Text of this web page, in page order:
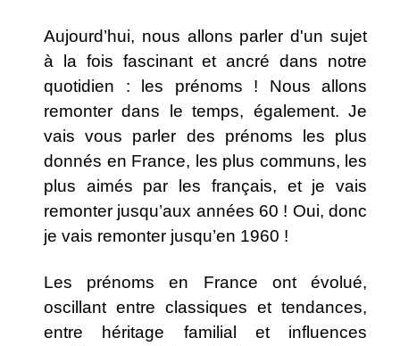
Aujourd’hui, nous allons parler d'un sujet
à la fois fascinant et ancré dans notre
quotidien : les prénoms ! Nous allons
remonter dans le temps, également. Je
vais vous parler des prénoms les plus
donnés en France, les plus communs, les
plus aimés par les français, et je vais
remonter jusqu’aux années 60 ! Oui, donc
je vais remonter jusqu’en 1960 !
Les prénoms en France ont évolué,
oscillant entre classiques et tendances,
entre héritage familial et influences